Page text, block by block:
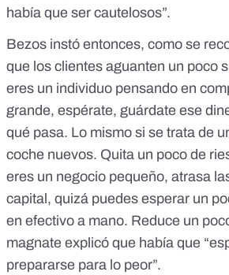
había que ser cautelosos”.
Bezos instó entonces, como se
que los clientes aguanten un poco
eres un individuo pensando en
grande, espérate, guárdate ese
qué pasa. Lo mismo si se trata de
coche nuevos. Quita un poco de
eres un negocio pequeño, atrasa
capital, quizá puedes esperar un
en efectivo a mano. Reduce un
magnate explicó que había que
prepararse para lo peor”.